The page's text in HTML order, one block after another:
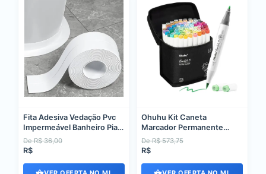
Fita Adesiva Vedação Pvc
Impermeável Banheiro Pia
Box 35mm Branco
De R$ 36,00
R$
Ohuhu Kit Caneta
Marcador Permanente
Ponta Dupla 72 Cores
De R$ 573,75
R$